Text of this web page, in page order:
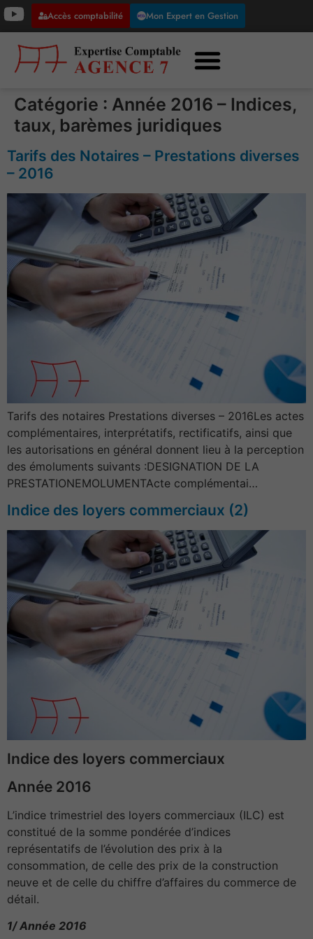
Accès comptabilité Mon Expert en Gestion
Catégorie : Année 2016 – Indices,
taux, barèmes juridiques
Tarifs des Notaires – Prestations diverses
– 2016
Tarifs des notaires Prestations diverses – 2016Les actes
complémentaires, interprétatifs, rectificatifs, ainsi que
les autorisations en général donnent lieu à la perception
des émoluments suivants :DESIGNATION DE LA
PRESTATIONEMOLUMENTActe complémentai…
Indice des loyers commerciaux (2)
Indice des loyers commerciaux
Année 2016
L’indice trimestriel des loyers commerciaux (ILC) est
constitué de la somme pondérée d’indices
représentatifs de l’évolution des prix à la
consommation, de celle des prix de la construction
neuve et de celle du chiffre d’affaires du commerce de
détail.
1/ Année 2016